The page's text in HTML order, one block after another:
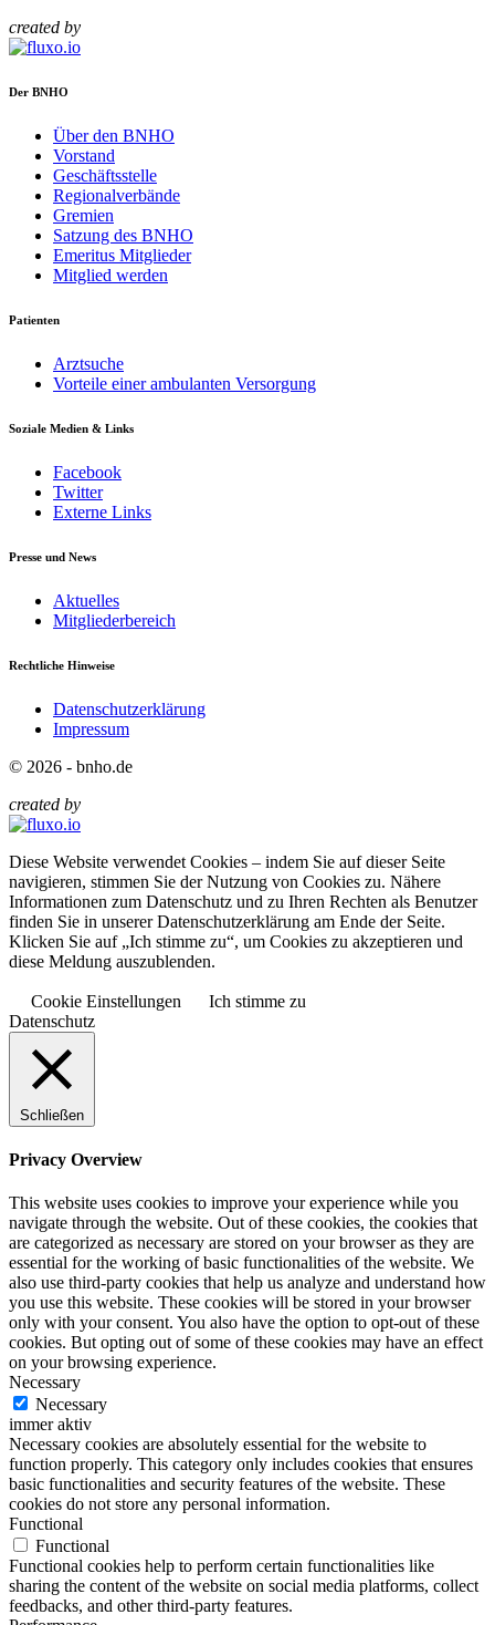
created by
Der BNHO
Über den BNHO
Vorstand
Geschäftsstelle
Regionalverbände
Gremien
Satzung des BNHO
Emeritus Mitglieder
Mitglied werden
Patienten
Arztsuche
Vorteile einer ambulanten Versorgung
Soziale Medien & Links
Facebook
Twitter
Externe Links
Presse und News
Aktuelles
Mitgliederbereich
Rechtliche Hinweise
Datenschutzerklärung
Impressum
© 2026 - bnho.de
created by
Diese Website verwendet Cookies – indem Sie auf dieser Seite
navigieren, stimmen Sie der Nutzung von Cookies zu. Nähere
Informationen zum Datenschutz und zu Ihren Rechten als Benutzer
finden Sie in unserer Datenschutzerklärung am Ende der Seite.
Klicken Sie auf „Ich stimme zu“, um Cookies zu akzeptieren und
diese Meldung auszublenden.
Cookie Einstellungen
Ich stimme zu
Datenschutz
Schließen
Privacy Overview
This website uses cookies to improve your experience while you
navigate through the website. Out of these cookies, the cookies that
are categorized as necessary are stored on your browser as they are
essential for the working of basic functionalities of the website. We
also use third-party cookies that help us analyze and understand how
you use this website. These cookies will be stored in your browser
only with your consent. You also have the option to opt-out of these
cookies. But opting out of some of these cookies may have an effect
on your browsing experience.
Necessary
Necessary
immer aktiv
Necessary cookies are absolutely essential for the website to
function properly. This category only includes cookies that ensures
basic functionalities and security features of the website. These
cookies do not store any personal information.
Functional
Functional
Functional cookies help to perform certain functionalities like
sharing the content of the website on social media platforms, collect
feedbacks, and other third-party features.